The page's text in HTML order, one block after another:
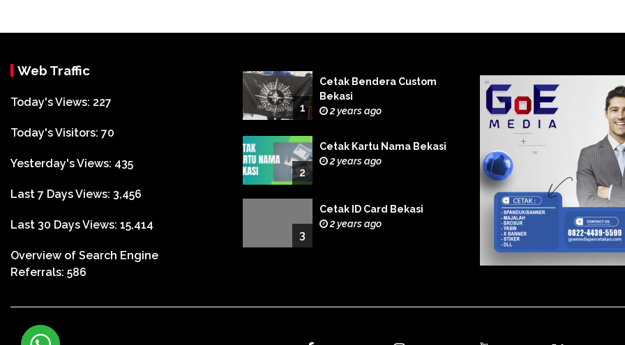
Web Traffic
Today's Views: 227
Today's Visitors: 70
Yesterday's Views: 435
Last 7 Days Views: 3,456
Last 30 Days Views: 15,414
Overview of Search Engine
Referrals: 586
1
Cetak Bendera Custom
Bekasi
2 years ago
2
Cetak Kartu Nama Bekasi
2 years ago
3
Cetak ID Card Bekasi
2 years ago